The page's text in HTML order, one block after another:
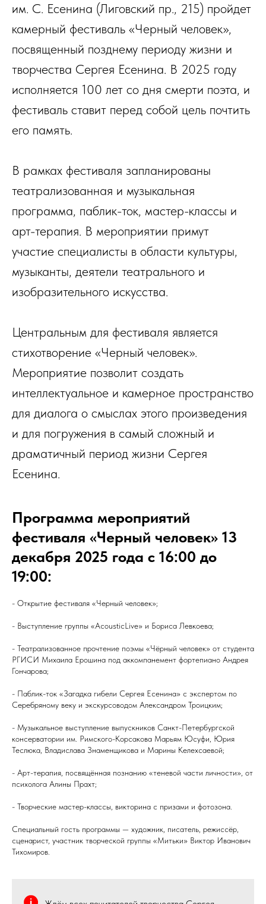
им. С. Есенина (Лиговский пр., 215) пройдет
камерный фестиваль «Черный человек»,
посвященный позднему периоду жизни и
творчества Сергея Есенина. В 2025 году
исполняется 100 лет со дня смерти поэта, и
фестиваль ставит перед собой цель почтить
его память.
В рамках фестиваля запланированы
театрализованная и музыкальная
программа, паблик-ток, мастер-классы и
арт-терапия. В мероприятии примут
участие специалисты в области культуры,
музыканты, деятели театрального и
изобразительного искусства.
Центральным для фестиваля является
стихотворение «Черный человек».
Мероприятие позволит создать
интеллектуальное и камерное пространство
для диалога о смыслах этого произведения
и для погружения в самый сложный и
драматичный период жизни Сергея
Есенина.
Программа мероприятий
фестиваля «Черный человек» 13
декабря 2025 года с 16:00 до
19:00:
- Открытие фестиваля «Черный человек»;
- Выступление группы «AcousticLive» и Бориса Левкоева;
- Театрализованное прочтение поэмы «Чёрный человек» от студента
РГИСИ Михаила Ерошина под аккомпанемент фортепиано Андрея
Гончарова;
- Паблик-ток «Загадка гибели Сергея Есенина» с экспертом по
Серебряному веку и экскурсоводом Александром Троицким;
- Музыкальное выступление выпускников Санкт-Петербургской
консерватории им. Римского-Корсакова Марьям Юсуфи, Юрия
Теслюка, Владислава Знаменщикова и Марины Келехсаевой;
- Арт-терапия, посвящённая познанию «теневой части личности», от
психолога Алины Прахт;
- Творческие мастер-классы, викторина с призами и фотозона.
Специальный гость программы — художник, писатель, режиссёр,
сценарист, участник творческой группы «Митьки» Виктор Иванович
Тихомиров.